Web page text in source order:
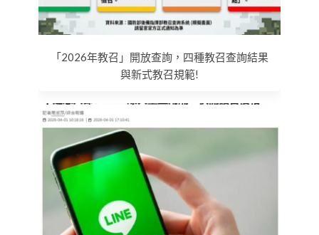
「2026年教召」開放查詢，四種教召查詢結果
與新式教召規範!